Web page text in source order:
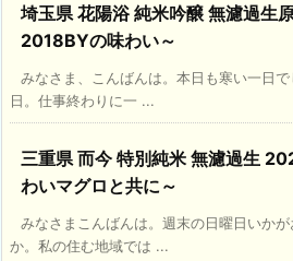
埼玉県 花陽浴 純米吟醸 無濾過生
2018BYの味わい～
みなさま、こんばんは。本日も寒い一日
日。仕事終わりに一 ...
三重県 而今 特別純米 無濾過生
わいマグロと共に～
みなさまこんばんは。週末の日曜日いか
か。私の住む地域では ...